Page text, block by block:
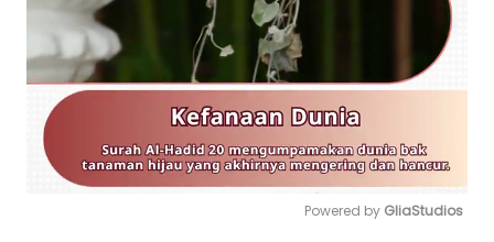
Powered by GliaStudios